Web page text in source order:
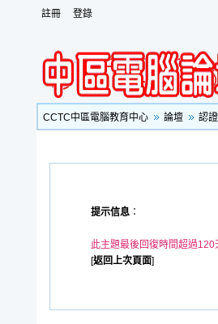
註冊 登錄
CCTC中區電腦教育中心 論壇 認
提示信息 ：
此主題最後回復時間超過120
[返回上次頁面]